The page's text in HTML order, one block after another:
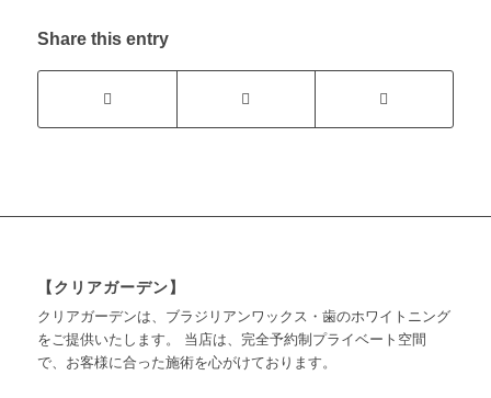
Share this entry
【クリアガーデン】
クリアガーデンは、ブラジリアンワックス・歯のホワイトニング
をご提供いたします。 当店は、完全予約制プライベート空間
で、お客様に合った施術を心がけております。